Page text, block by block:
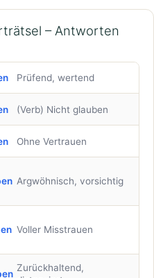
– Antworten
Prüfend, wertend
(Verb) Nicht glauben
Ohne Vertrauen
Argwöhnisch, vorsichtig
Voller Misstrauen
Zurückhaltend,